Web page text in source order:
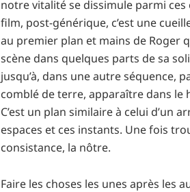
notre vitalité se dissimule parmi
film, post-générique, c’est une
au premier plan et mains de Roger
scène dans quelques parts de sa
jusqu’à, dans une autre séquence,
comblé de terre, apparaître dans le
C’est un plan similaire à celui d’un
espaces et ces instants. Une fois
consistance, la nôtre.
Faire les choses les unes après les